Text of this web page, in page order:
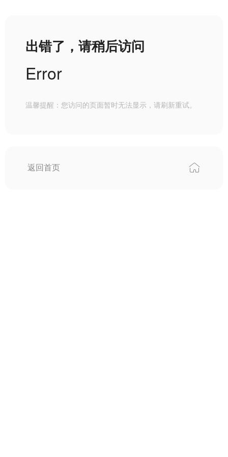
出错了，请稍后访问
Error
温馨提醒：您访问的页面暂时无法显示，请刷新重试。
返回首页